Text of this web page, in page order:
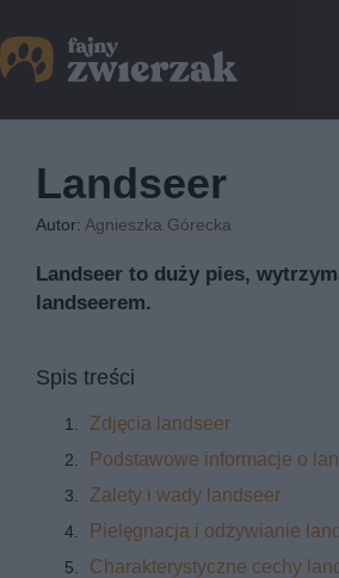
Landseer
Autor: Agnieszka Górecka
Landseer to duży pies,
landseerem.
Spis treści
Zdjęcia landseer
Podstawowe informacje o
Zalety i wady landseer
Pielęgnacja i odżywianie
Charakterystyczne cechy